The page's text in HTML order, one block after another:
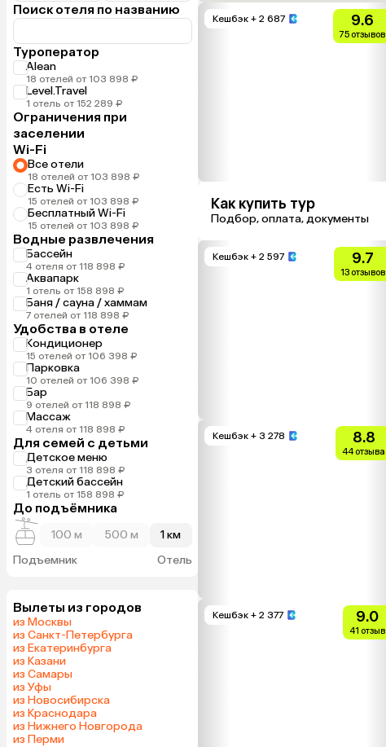
Поиск отеля по названию
Туроператор
Alean
18 отелей от 103 898 ₽
Level.Travel
1 отель от 152 289 ₽
Ограничения при
заселении
Wi-Fi
Все отели
18 отелей от 103 898 ₽
Есть Wi-Fi
15 отелей от 103 898 ₽
Бесплатный Wi-Fi
15 отелей от 103 898 ₽
Водные развлечения
Бассейн
4 отеля от 118 898 ₽
Аквапарк
1 отель от 158 898 ₽
Баня / сауна / хаммам
7 отелей от 118 898 ₽
Удобства в отеле
Кондиционер
15 отелей от 106 398 ₽
Парковка
10 отелей от 106 398 ₽
Бар
9 отелей от 118 898 ₽
Массаж
4 отеля от 118 898 ₽
Для семей с детьми
Детское меню
3 отеля от 118 898 ₽
Детский бассейн
1 отель от 158 898 ₽
До подъёмника
100 м 500 м
1 км
Подъемник
Отель
Вылеты из городов
из Москвы
из Санкт-Петербурга
из Екатеринбурга
из Казани
из Самары
из Уфы
из Новосибирска
из Краснодара
из Нижнего Новгорода
из Перми
Кешбэк + 2 687 9.6
75 отзывов
Как купить тур
Подбор, оплата, документы
Кешбэк + 2 597 9.7
13 отзывов
Кешбэк + 3 278 8.8
44 отзыва
Кешбэк + 2 377 9.0
41 отзыв